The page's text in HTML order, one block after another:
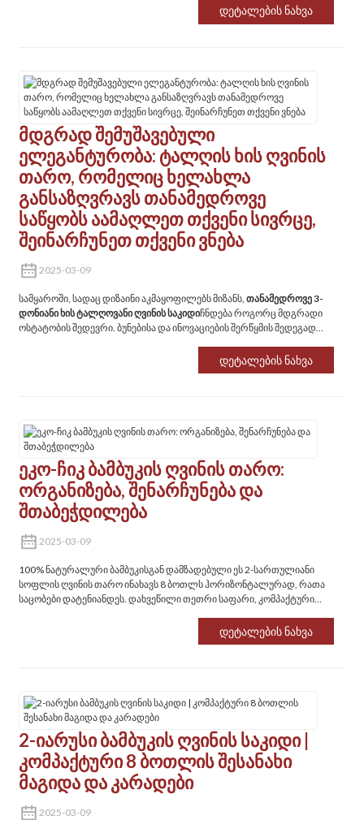
ბოთლისთვის - იდეალურია თანამედროვე სახლებისა და ღვინის
Დეტალების Ნახვა
Მდგრად Შემუშავებული
Ელეგანტურობა: Ტალღის Ხის Ღვინის
Თარო, Რომელიც Ხელახლა
Განსაზღვრავს Თანამედროვე
Საწყობს‌ Აამაღლეთ Თქვენი Სივრცე,
Შეინარჩუნეთ Თქვენი Ვნება
2025-03-09
სამყაროში, სადაც დიზაინი აკმაყოფილებს მიზანს, ‌ თანამედროვე 3-
დონიანი ხის ტალღოვანი ღვინის საკიდიჩნდება როგორც მდგრადი
ოსტატობის შედევრი. ბუნებისა და ინოვაციების შერწყმის შედეგად
ეკოლოგიურად შეგნებული ცხოვრებისა და დახვეწილი
Დეტალების Ნახვა
Ეკო-Ჩიკ Ბამბუკის Ღვინის Თარო:
Ორგანიზება, Შენარჩუნება Და
Შთაბეჭდილება
2025-03-09
100% ნატურალური ბამბუკისგან დამზადებული ეს 2-სართულიანი
სოფლის ღვინის თარო ინახავს 8 ბოთლს ჰორიზონტალურად, რათა
საცობები დატენიანდეს. დახვეწილი თეთრი საფარი, კომპაქტური
Დეტალების Ნახვა
2-Იარუსი Ბამბუკის Ღვინის Საკიდი |
Კომპაქტური 8 Ბოთლის Შესანახი
Მაგიდა Და Კარადები
2025-03-09